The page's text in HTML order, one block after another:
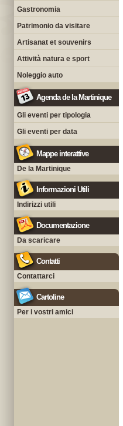
Gastronomia
Patrimonio da visitare
Artisanat et souvenirs
Attività natura e sport
Noleggio auto
Agenda de la Martinique
Gli eventi per tipologia
Gli eventi per data
Mappe interattive
De la Martinique
Informazioni Utili
Indirizzi utili
Documentazione
Da scaricare
Contatti
Contattarci
Cartoline
Per i vostri amici